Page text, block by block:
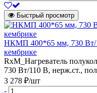
Быстрый просмотр
НКМП 400*65 мм, 730 Вт/
кембрике
RxM_Нагреватель
730 Вт/110 В, нерж.ст.,
3 278 ₽/шт
-